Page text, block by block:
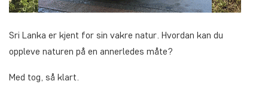
Sri Lanka er kjent for sin vakre natur. Hvordan kan du
oppleve naturen på en annerledes måte?
Med tog, så klart.